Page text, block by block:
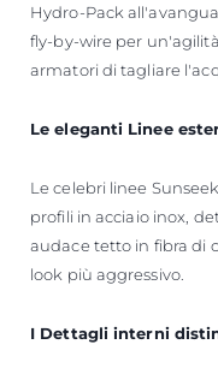
Hydro-Pack
fly-by-wire per
armatori di tagliare
Le eleganti Linee
Le celebri linee
profili in acciaio inox,
audace tetto in fibra di
look più aggressivo.
I Dettagli interni